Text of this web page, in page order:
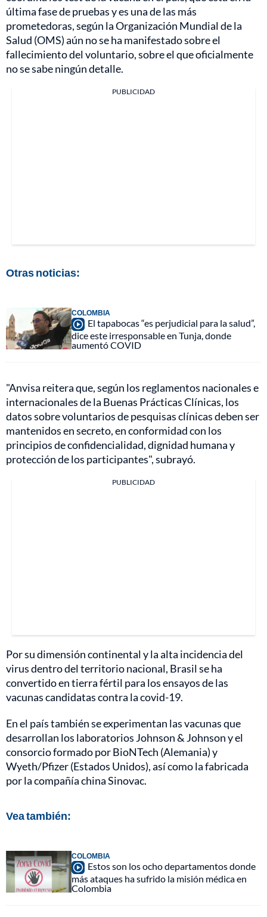
última fase de pruebas y es una de las más
prometedoras, según la Organización Mundial de la
Salud (OMS) aún no se ha manifestado sobre el
fallecimiento del voluntario, sobre el que oficialmente
no se sabe ningún detalle.
PUBLICIDAD
Otras noticias:
COLOMBIA
El tapabocas “es perjudicial para la salud”,
dice este irresponsable en Tunja, donde
aumentó COVID
"Anvisa reitera que, según los reglamentos nacionales e
internacionales de la Buenas Prácticas Clínicas, los
datos sobre voluntarios de pesquisas clínicas deben ser
mantenidos en secreto, en conformidad con los
principios de confidencialidad, dignidad humana y
protección de los participantes", subrayó.
PUBLICIDAD
Por su dimensión continental y la alta incidencia del
virus dentro del territorio nacional, Brasil se ha
convertido en tierra fértil para los ensayos de las
vacunas candidatas contra la covid-19.
En el país también se experimentan las vacunas que
desarrollan los laboratorios Johnson & Johnson y el
consorcio formado por BioNTech (Alemania) y
Wyeth/Pfizer (Estados Unidos), así como la fabricada
por la compañía china Sinovac.
Vea también:
COLOMBIA
Estos son los ocho departamentos donde
más ataques ha sufrido la misión médica en
Colombia